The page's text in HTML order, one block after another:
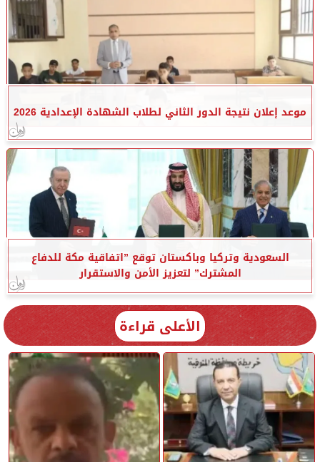
موعد إعلان نتيجة الدور الثاني لطلاب الشهادة الإعدادية 2026
السعودية وتركيا وباكستان توقع ”اتفاقية مكة للدفاع
المشترك” لتعزيز الأمن والاستقرار
الأعلى قراءة